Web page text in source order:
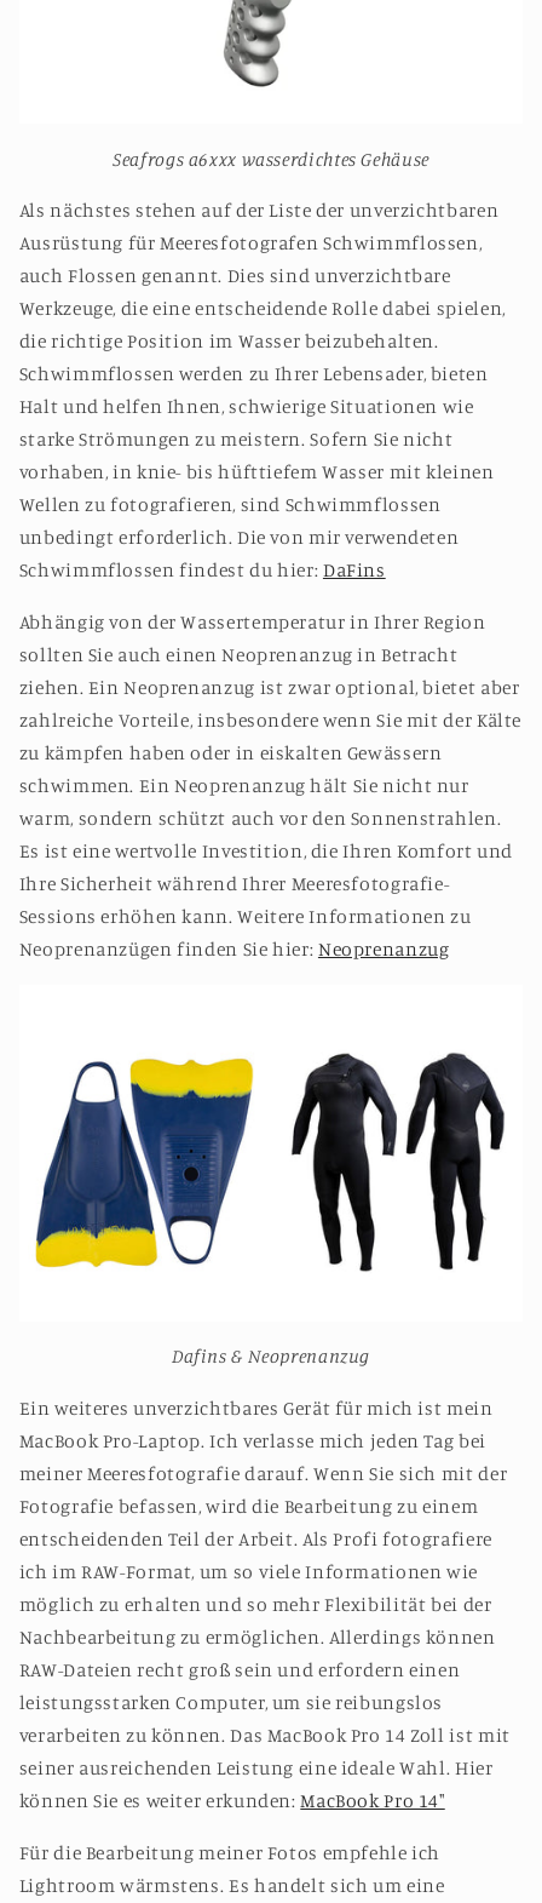
Seafrogs a6xxx wasserdichtes Gehäuse
Als nächstes stehen auf der Liste der unverzichtbaren
Ausrüstung für Meeresfotografen Schwimmflossen,
auch Flossen genannt. Dies sind unverzichtbare
Werkzeuge, die eine entscheidende Rolle dabei spielen,
die richtige Position im Wasser beizubehalten.
Schwimmflossen werden zu Ihrer Lebensader, bieten
Halt und helfen Ihnen, schwierige Situationen wie
starke Strömungen zu meistern. Sofern Sie nicht
vorhaben, in knie- bis hüfttiefem Wasser mit kleinen
Wellen zu fotografieren, sind Schwimmflossen
unbedingt erforderlich. Die von mir verwendeten
Schwimmflossen findest du hier: DaFins
Abhängig von der Wassertemperatur in Ihrer Region
sollten Sie auch einen Neoprenanzug in Betracht
ziehen. Ein Neoprenanzug ist zwar optional, bietet aber
zahlreiche Vorteile, insbesondere wenn Sie mit der Kälte
zu kämpfen haben oder in eiskalten Gewässern
schwimmen. Ein Neoprenanzug hält Sie nicht nur
warm, sondern schützt auch vor den Sonnenstrahlen.
Es ist eine wertvolle Investition, die Ihren Komfort und
Ihre Sicherheit während Ihrer Meeresfotografie-
Sessions erhöhen kann. Weitere Informationen zu
Neoprenanzügen finden Sie hier: Neoprenanzug
Dafins & Neoprenanzug
Ein weiteres unverzichtbares Gerät für mich ist mein
MacBook Pro-Laptop. Ich verlasse mich jeden Tag bei
meiner Meeresfotografie darauf. Wenn Sie sich mit der
Fotografie befassen, wird die Bearbeitung zu einem
entscheidenden Teil der Arbeit. Als Profi fotografiere
ich im RAW-Format, um so viele Informationen wie
möglich zu erhalten und so mehr Flexibilität bei der
Nachbearbeitung zu ermöglichen. Allerdings können
RAW-Dateien recht groß sein und erfordern einen
leistungsstarken Computer, um sie reibungslos
verarbeiten zu können. Das MacBook Pro 14 Zoll ist mit
seiner ausreichenden Leistung eine ideale Wahl. Hier
können Sie es weiter erkunden:MacBook Pro 14"
Für die Bearbeitung meiner Fotos empfehle ich
Lightroom wärmstens. Es handelt sich um eine